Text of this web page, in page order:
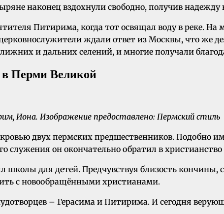
наконец вздохнули свободно, получив
Питирима, когда тот освящал воду в реке. На
ждали ответ из Москвы, что же
и дальних селений, и многие получали
в Перми Великой
Иона. Изображение предоставлено: Пермский стиль
двух пермских предшественников. Подобно
служения он окончательно обратил в
для детей. Предчувствуя близость кончины,
с новообращёнными христианами.
– Герасима и Питирима. И сегодня